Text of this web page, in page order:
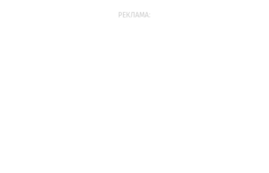
РЕКЛАМА: